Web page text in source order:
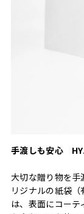
手渡しも安心
大切な贈り物を手
リジナルの紙袋
は、表面にコー